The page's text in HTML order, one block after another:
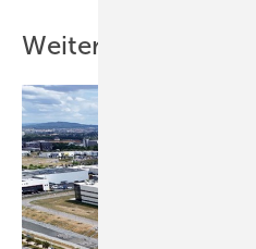
Weitere Inhalte